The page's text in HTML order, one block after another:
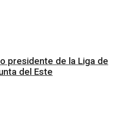
presidente de la Liga de
del Este